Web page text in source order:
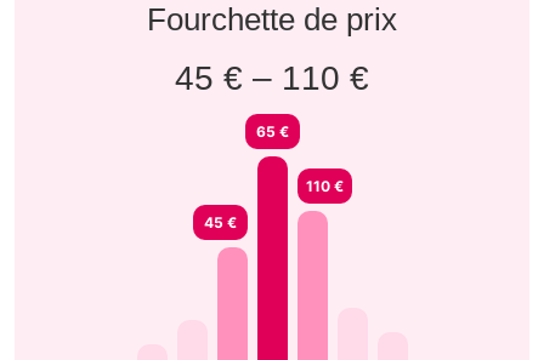
Fourchette de prix
45 € – 110 €
45 €
65 €
110 €